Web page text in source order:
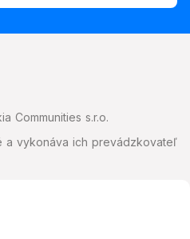
Communities s.r.o.
a vykonáva ich prevádzkovateľ